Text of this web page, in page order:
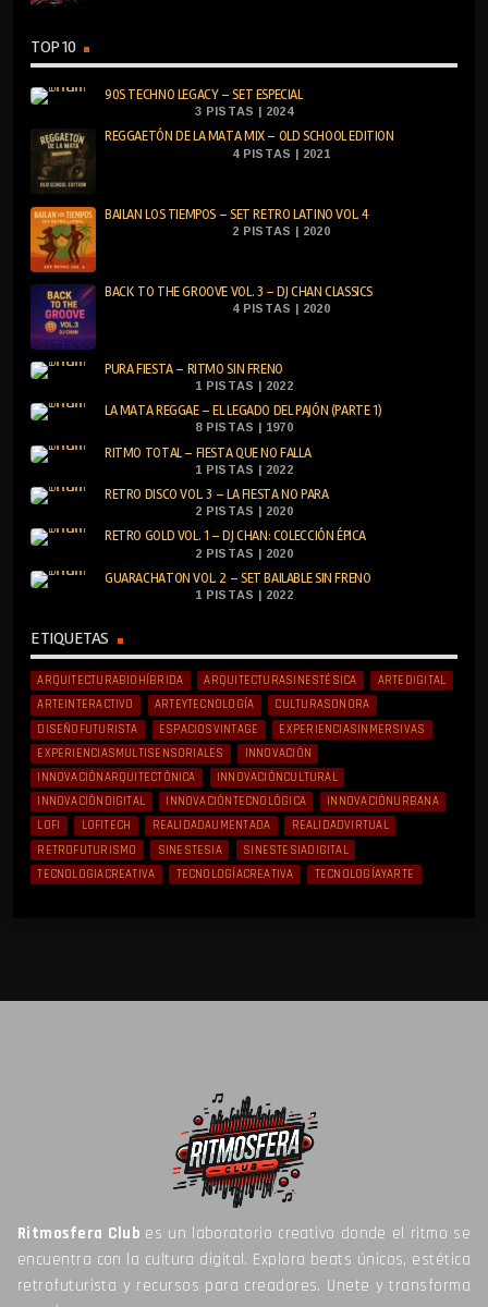
TOP 10
90S TECHNO LEGACY – SET ESPECIAL
3 PISTAS | 2024
REGGAETÓN DE LA MATA MIX – OLD SCHOOL EDITION
4 PISTAS | 2021
BAILAN LOS TIEMPOS – SET RETRO LATINO VOL. 4
2 PISTAS | 2020
BACK TO THE GROOVE VOL. 3 – DJ CHAN CLASSICS
4 PISTAS | 2020
PURA FIESTA – RITMO SIN FRENO
1 PISTAS | 2022
LA MATA REGGAE – EL LEGADO DEL PAJÓN (PARTE 1)
8 PISTAS | 1970
RITMO TOTAL – FIESTA QUE NO FALLA
1 PISTAS | 2022
RETRO DISCO VOL. 3 – LA FIESTA NO PARA
2 PISTAS | 2020
RETRO GOLD VOL. 1 – DJ CHAN: COLECCIÓN ÉPICA
2 PISTAS | 2020
GUARACHATON VOL. 2 – SET BAILABLE SIN FRENO
1 PISTAS | 2022
ETIQUETAS
ARQUITECTURABIOHÍBRIDA ARQUITECTURASINESTÉSICA
ARTEDIGITAL
ARTEINTERACTIVO
ARTEYTECNOLOGÍA
CULTURASONORA
DISEÑOFUTURISTA
ESPACIOSVINTAGE
EXPERIENCIASINMERSIVAS
EXPERIENCIASMULTISENSORIALES
INNOVACIÓN
INNOVACIÓNARQUITECTÓNICA
INNOVACIÓNCULTURAL
INNOVACIÓNDIGITAL
INNOVACIÓNTECNOLÓGICA
INNOVACIÓNURBANA
LOFI
LOFITECH REALIDADAUMENTADA
REALIDADVIRTUAL
RETROFUTURISMO
SINESTESIA
SINESTESIADIGITAL
TECNOLOGIACREATIVA
TECNOLOGÍACREATIVA TECNOLOGÍAYARTE
Ritmosfera Club es un laboratorio creativo donde el ritmo se
encuentra con la cultura digital. Explora beats únicos, estética
retrofuturista y recursos para creadores. Unete y transforma